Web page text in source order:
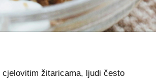
cjelovitim žitaricama, ljudi često